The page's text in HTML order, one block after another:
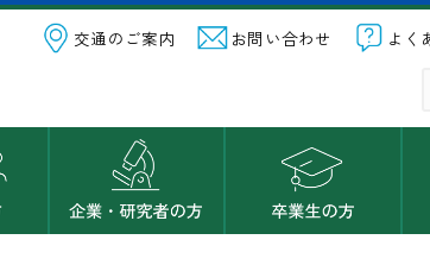
交通のご案内 お問い合わせ よく